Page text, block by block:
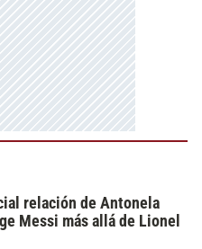
relación de Antonela
Messi más allá de Lionel